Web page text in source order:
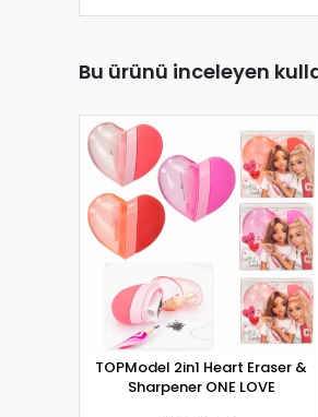
Bu ürünü inceleyen
TOPModel 2in1 Heart Eraser &
Sharpener ONE LOVE